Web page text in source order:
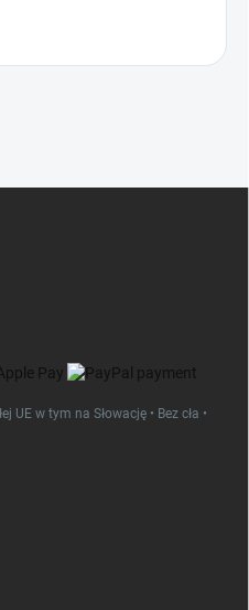
UE w tym na Słowację • Bez cła •